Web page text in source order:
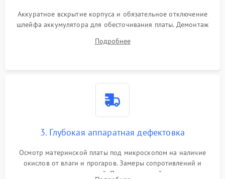
Аккуратное вскрытие корпуса и обязательное отключение
шлейфа аккумулятора для обесточивания платы. Демонтаж
высохшей термопасты с кристаллов чипов.
Подробнее
3. Глубокая аппаратная дефектовка
Осмотр материнской платы под микроскопом на наличие
окислов от влаги и прогаров. Замеры сопротивлений и
дежурных напряжений. Проверка цепей питания,